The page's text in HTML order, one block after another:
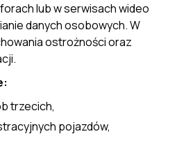
lub w serwisach wideo
danych osobowych. W
ostrożności oraz
trzecich,
pojazdów,